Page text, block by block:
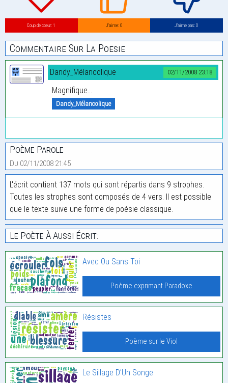
Coup de coeur: 1 J’aime: 0 J’aime pas: 0
Commentaire Sur La Poesie
02/11/2008 23:18
Dandy_Mélancolique
Magnifique...
Dandy_Mélancolique
Poème Parole
Du 02/11/2008 21:45
L'écrit contient 137 mots qui sont répartis dans 9 strophes.
Toutes les strophes sont composés de 4 vers. Il est possible
que le texte suive une forme de poésie classique.
Le Poète À Aussi Écrit:
Avec Ou Sans Toi
Poème exprimant Paradoxe
Résistes
Poème sur le Viol
Le Sillage D’Un Songe